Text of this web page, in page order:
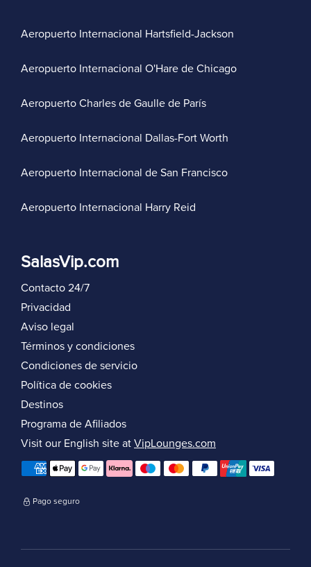
Aeropuerto Internacional Hartsfield-Jackson
Aeropuerto Internacional O'Hare de Chicago
Aeropuerto Charles de Gaulle de París
Aeropuerto Internacional Dallas-Fort Worth
Aeropuerto Internacional de San Francisco
Aeropuerto Internacional Harry Reid
SalasVip.com
Contacto 24/7
Privacidad
Aviso legal
Términos y condiciones
Condiciones de servicio
Política de cookies
Destinos
Programa de Afiliados
Visit our English site at VipLounges.com
Pago seguro